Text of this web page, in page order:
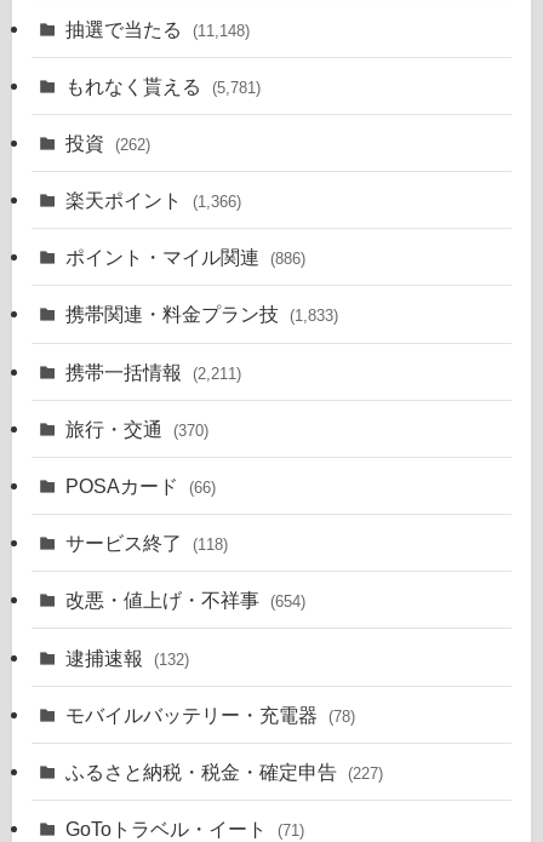
抽選で当たる (11,148)
もれなく貰える (5,781)
投資 (262)
楽天ポイント (1,366)
ポイント・マイル関連 (886)
携帯関連・料金プラン技 (1,833)
携帯一括情報 (2,211)
旅行・交通 (370)
POSAカード (66)
サービス終了 (118)
改悪・値上げ・不祥事 (654)
逮捕速報 (132)
モバイルバッテリー・充電器 (78)
ふるさと納税・税金・確定申告 (227)
GoToトラベル・イート (71)